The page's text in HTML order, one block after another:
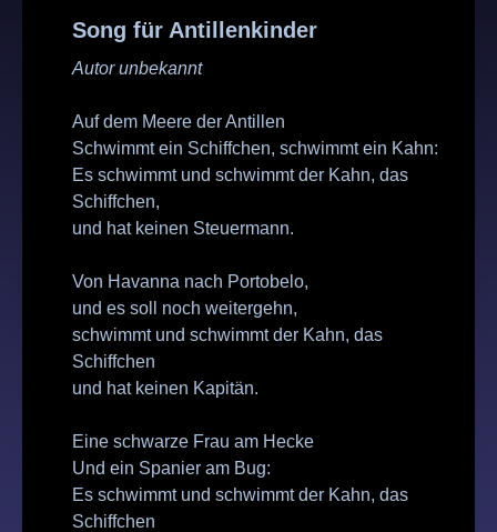
Song für Antillenkinder
Autor unbekannt
Auf dem Meere der Antillen
Schwimmt ein Schiffchen, schwimmt ein Kahn:
Es schwimmt und schwimmt der Kahn, das
Schiffchen,
und hat keinen Steuermann.
Von Havanna nach Portobelo,
und es soll noch weitergehn,
schwimmt und schwimmt der Kahn, das
Schiffchen
und hat keinen Kapitän.
Eine schwarze Frau am Hecke
Und ein Spanier am Bug:
Es schwimmt und schwimmt der Kahn, das
Schiffchen